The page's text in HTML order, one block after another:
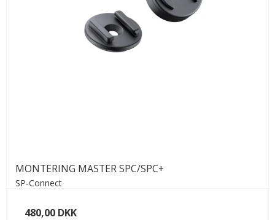
MONTERING MASTER SPC/SPC+
SP-Connect
480,00 DKK